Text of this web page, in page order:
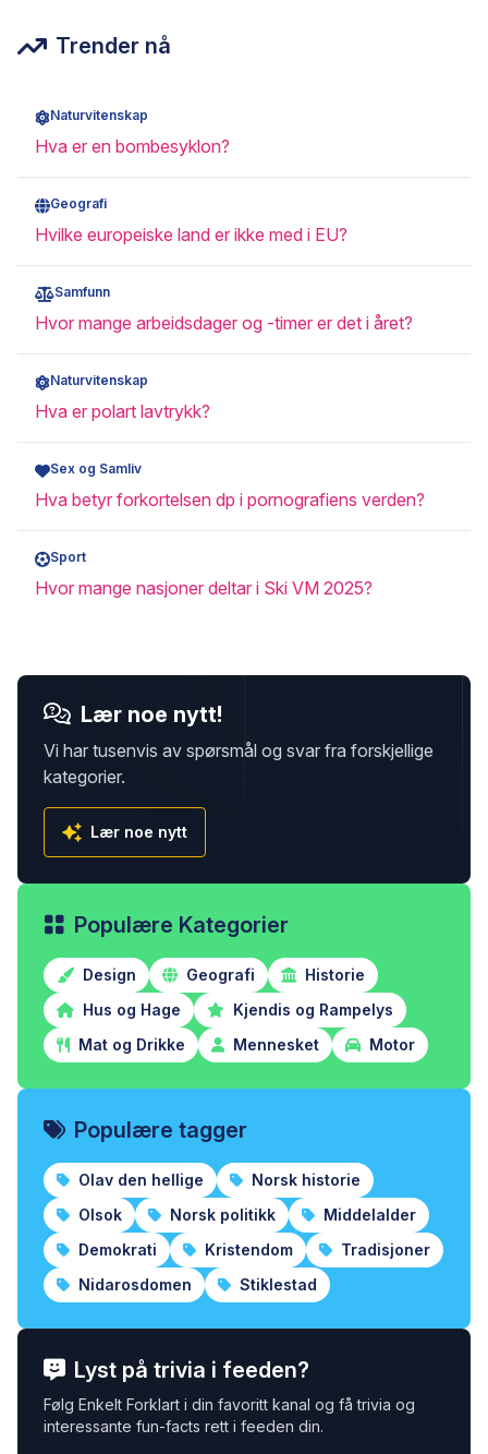
Trender nå
Naturvitenskap
Hva er en bombesyklon?
Geografi
Hvilke europeiske land er ikke med i EU?
Samfunn
Hvor mange arbeidsdager og -timer er det i året?
Naturvitenskap
Hva er polart lavtrykk?
Sex og Samliv
Hva betyr forkortelsen dp i pornografiens verden?
Sport
Hvor mange nasjoner deltar i Ski VM 2025?
Lær noe nytt!
Vi har tusenvis av spørsmål og svar fra forskjellige
kategorier.
Lær noe nytt
Populære Kategorier
Design Geografi
Historie
Hus og Hage
Kjendis og Rampelys
Mat og Drikke
Mennesket Motor
Populære tagger
Olav den hellige
Norsk historie
Olsok
Norsk politikk
Middelalder
Demokrati
Kristendom
Tradisjoner
Nidarosdomen
Stiklestad
Lyst på trivia i feeden?
Følg Enkelt Forklart i din favoritt kanal og få trivia og
interessante fun-facts rett i feeden din.